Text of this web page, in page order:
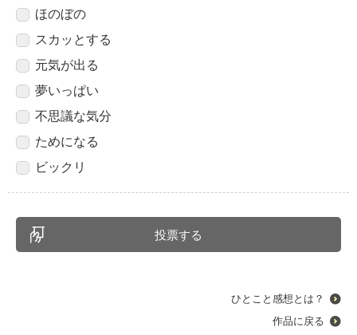
ほのぼの
スカッとする
元気が出る
夢いっぱい
不思議な気分
ためになる
ビックリ
ひとこと感想とは？
作品に戻る